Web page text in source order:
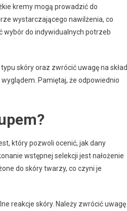
kremy mogą prowadzić do
wystarczającego nawilżenia, co
wybór do indywidualnych potrzeb
skóry oraz zwrócić uwagę na skład
Pamiętaj, że odpowiednio
który pozwoli ocenić, jak dany
wstępnej selekcji jest nałożenie
do skóry twarzy, co czyni je
reakcje skóry. Należy zwrócić uwagę